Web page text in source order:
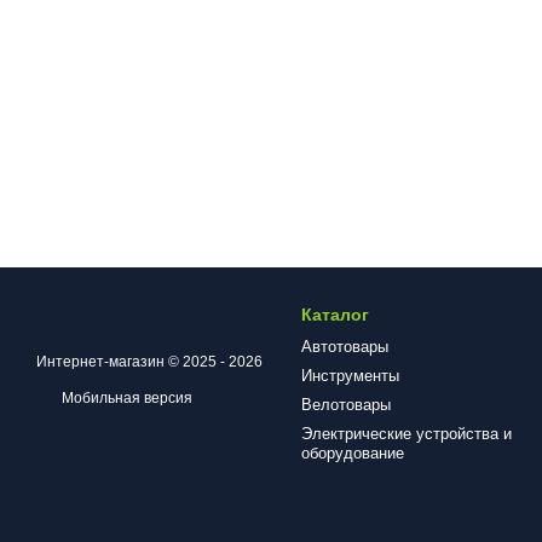
Интернет-магазин © 2025 - 2026
Мобильная версия
Каталог
Автотовары
Инструменты
Велотовары
Электрические устройства и
оборудование